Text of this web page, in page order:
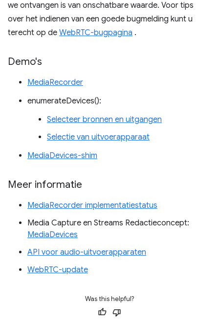
we ontvangen is van onschatbare waarde. Voor tips
over het indienen van een goede bugmelding kunt u
terecht op de WebRTC-bugpagina .
Demo's
MediaRecorder
enumerateDevices():
Selecteer bronnen en uitgangen
Selectie van uitvoerapparaat
MediaDevices-shim
Meer informatie
MediaRecorder implementatiestatus
Media Capture en Streams Redactieconcept:
MediaDevices
API voor audio-uitvoerapparaten
WebRTC-update
Was this helpful?